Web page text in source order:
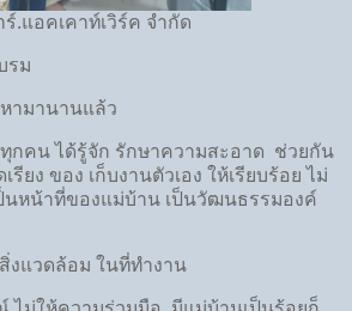
.แอคเคาท์เวิร์ค จำกัด
รม
ามานานแล้ว
กคน ได้รู้จัก รักษาความสะอาด ช่วยกัน
ยง ของ เก็บงานตัวเอง ให้เรียบร้อย ไม่
นหน้าที่ของแม่บ้าน เป็นวัฒนธรรมองค์
งแวดล้อม ในที่ทำงาน